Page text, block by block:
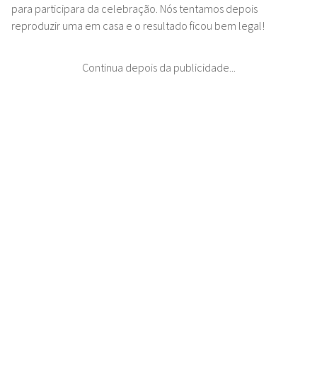
para participara da celebração. Nós tentamos depois
reproduzir uma em casa e o resultado ficou bem legal!
Continua depois da publicidade...